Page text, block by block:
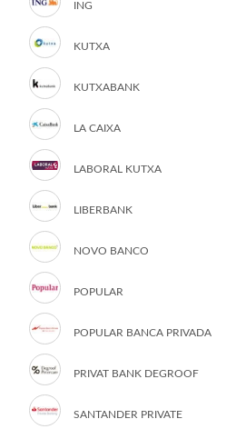
ING
KUTXA
KUTXABANK
LA CAIXA
LABORAL KUTXA
LIBERBANK
NOVO BANCO
POPULAR
POPULAR BANCA PRIVADA
PRIVAT BANK DEGROOF
SANTANDER PRIVATE